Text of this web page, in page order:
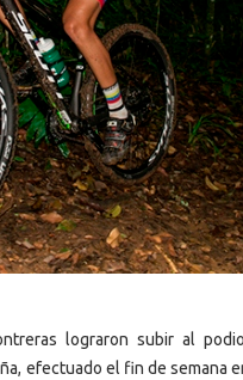
lograron subir al
efectuado el fin de semana